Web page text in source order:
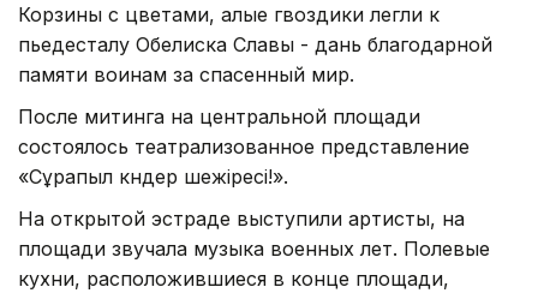
Корзины с цветами, алые гвоздики легли к
пьедесталу Обелиска Славы - дань благодарной
памяти воинам за спасенный мир.
После митинга на центральной площади
состоялось театрализованное представление
«Сұрапыл күндер шежіресі!».
На открытой эстраде выступили артисты, на
площади звучала музыка военных лет. Полевые
кухни, расположившиеся в конце площади,